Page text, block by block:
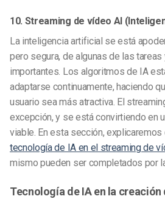
10. Streaming de vídeo AI
La inteligencia artificial se está
pero segura, de algunas de las
importantes. Los algoritmos de IA
adaptarse continuamente, haciendo
usuario sea más atractiva. El
excepción, y se está convirtiendo en
viable. En esta sección,
tecnología de IA en el streaming de
mismo pueden ser completados por
Tecnología de IA en la